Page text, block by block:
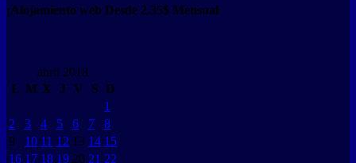
¡Alojamiento web Desde 2.35$ Mensual
abril 2018
L M X J V S D
1
2
3 4 5 6 7
8
9
10 11 12 13 14 15
16 17 18 19 20 21 22